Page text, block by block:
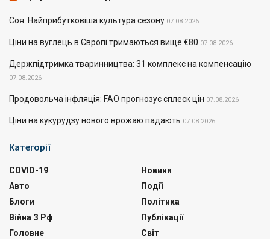
Соя: Найприбутковіша культура сезону 07.08.2026
Ціни на вуглець в Європі тримаються вище €80 07.08.2026
Держпідтримка тваринництва: 31 комплекс на компенсацію
07.08.2026
Продовольча інфляція: FAO прогнозує сплеск цін 07.08.2026
Ціни на кукурудзу нового врожаю падають 07.08.2026
Категорії
COVID-19
Авто
Блоги
Війна З Рф
Головне
Новини
Події
Політика
Публікації
Світ